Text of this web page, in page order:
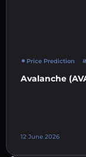
Price Prediction
Avalanche
12 June 2026